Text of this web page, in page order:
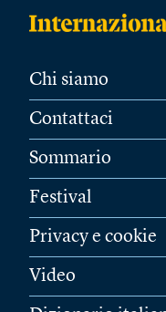
Chi siamo
Contattaci
Sommario
Festival
Privacy e cookie
Video